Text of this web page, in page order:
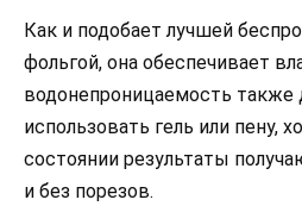
Как и подобает лучшей
фольгой, она обеспечивает
водонепроницаемость
использовать гель или пену,
состоянии результаты
и без порезов.